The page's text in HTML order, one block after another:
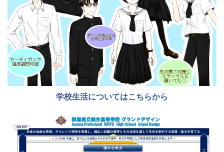
学校生活についてはこちらから